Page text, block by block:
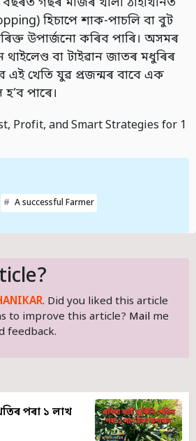
বছৰত গছৰ মাজৰ খালী ঠাইখিনিত
হিচাপে শাক-পাচলি বা বুট
উপাৰ্জনো কৰিব পাৰি। অসমৰ
বা টাইৱান জাতৰ মধুৰিৰ
এই খেতি যুৱ প্ৰজন্মৰ বাবে এক
পাৰে।
Profit, and Smart Strategies for 1
A successful Farmer
. Did you liked this article
to improve this article? Mail me
feedback.
পৰা ১ লাখ